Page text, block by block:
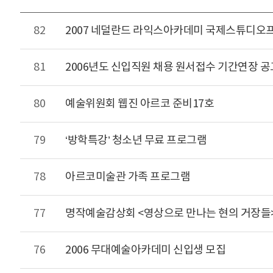
82 2007 네덜란드 라익스아카데미 국제스튜디오
81 2006년도 신입직원 채용 원서접수 기간연장 공
80 예술위원회 웹진 아르코 준비17호
79 ‘방학특강’ 청소년 무료 프로그램
78 아르코미술관 가족 프로그램
77 명작예술감상회 <영상으로 만나는 현의 거장들
76 2006 무대예술아카데미 신입생 모집